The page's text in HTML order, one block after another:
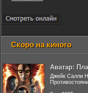
Скоро на киного
Аватар:
Джейк Салли